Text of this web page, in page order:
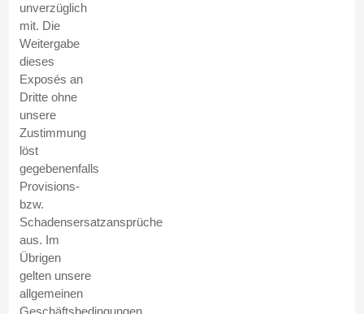
unverzüglich
mit. Die
Weitergabe
dieses
Exposés an
Dritte ohne
unsere
Zustimmung
löst
gegebenenfalls
Provisions-
bzw.
Schadensersatzansprüche
aus. Im
Übrigen
gelten unsere
allgemeinen
Geschäftsbedingungen.